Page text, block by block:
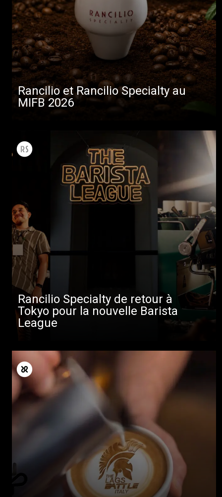
Rancilio et Rancilio Specialty au
MIFB 2026
Rancilio Specialty de retour à
Tokyo pour la nouvelle Barista
League